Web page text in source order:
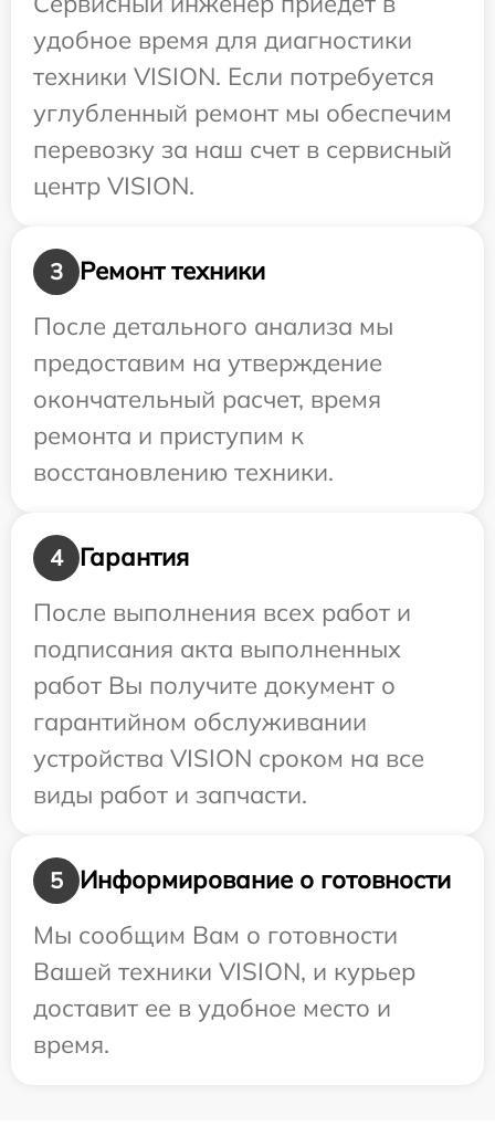
удобное время для диагностики
техники VISION. Если потребуется
углубленный ремонт мы обеспечим
перевозку за наш счет в сервисный
центр VISION.
3
Ремонт техники
После детального анализа мы
предоставим на утверждение
окончательный расчет, время
ремонта и приступим к
восстановлению техники.
4
Гарантия
После выполнения всех работ и
подписания акта выполненных
работ Вы получите документ о
гарантийном обслуживании
устройства VISION сроком на все
виды работ и запчасти.
5
Информирование о готовности
Мы сообщим Вам о готовности
Вашей техники VISION, и курьер
доставит ее в удобное место и
время.